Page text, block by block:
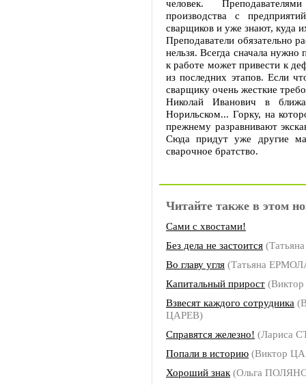
человек.
производства с
сварщиков и уже знают, куда
Преподаватели обязательно
нельзя. Всегда сначала нужно
к работе может привести к
из последних этапов. Если
сварщику очень жесткие
Николай Иванович в
Норильском... Горку, на
прежнему разравнивают
Сюда придут уже другие
сварочное братство.
Читайте также в этом
Сами с хвостами!
Без дела не застоится
Во главу угля (Татьяна
Капитальный прирост
Взвесят каждого сотрудника
ЦАРЕВ)
Справятся железно! (Лариса
Попали в историю (Виктор
Хороший знак (Ольга